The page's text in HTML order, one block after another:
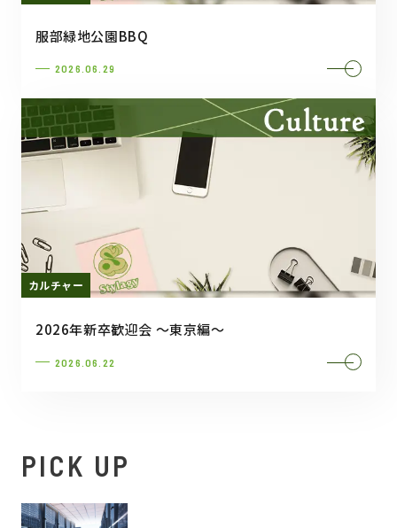
服部緑地公園BBQ
2026.06.29
カルチャー
2026年新卒歓迎会 ～東京編～
2026.06.22
PICK UP